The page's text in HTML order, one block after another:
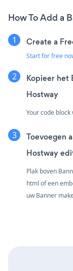
How To Add a
Create a
Start for free
Kopieer het
Hostway
Your code
Toevoegen
Hostway
Plak boven
html of een
uw Banner